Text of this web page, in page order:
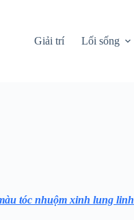
Giải trí Lối sống
tóc nhuộm xinh lung linh